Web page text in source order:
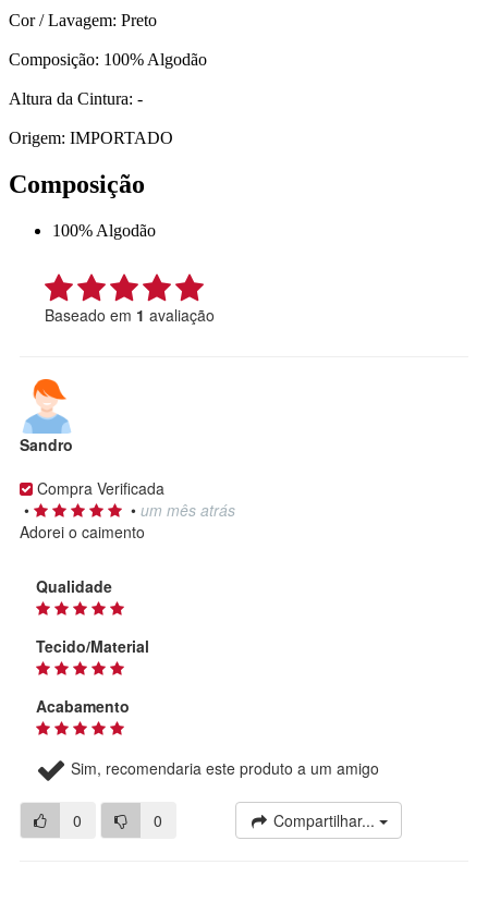
Cor / Lavagem: Preto
Composição: 100% Algodão
Altura da Cintura: -
Origem: IMPORTADO
Composição
100% Algodão
Baseado em 1 avaliação
Sandro
Compra Verificada
•
• um mês atrás
Adorei o caimento
Qualidade
Tecido/Material
Acabamento
Sim, recomendaria este produto a um amigo
0 0 Compartilhar...